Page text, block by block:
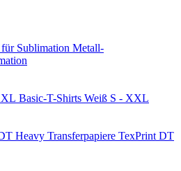
Metall-
Basic-T-Shirts Weiß S - XXL
Transferpapiere TexPrint DT